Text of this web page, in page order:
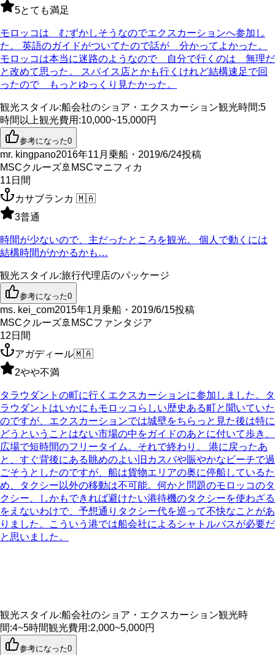
5とても満足
モロッコは むずかしそうなのでエクスカーションへ参加し
た。 英語のガイドがついてたので話が 分かってよかった。
モロッコは本当に迷路のようなので 自分で行くのは 無理だ
と改めて思った。 スパイス店とかも行くけれど結構速足で回
ったので もっとゆっくり見たかった。
観光スタイル:船会社のショア・エクスカーション観光時間:5
時間以上観光費用 :10,000~15,000円
参考になった0
mr. kingpano2016年11月乗船・2019/6/24投稿
MSCクルーズ🚢 MSCマニフィカ
11 日間
カサブランカ 🇲🇦
3普通
時間が少ないので、主だったところを観光。 個人で動くには
結構時間がかかるかも…
観光スタイル:旅行代理店のパッケージ
参考になった0
ms. kei_com2015年1月乗船・2019/6/15投稿
MSCクルーズ🚢 MSCファンタジア
12 日間
アガディール🇲🇦
2やや不満
タラウダントの町に行くエクスカーションに参加しました。タ
ラウダントはいかにもモロッコらしい歴史ある町と聞いていた
のですが、エクスカーションでは城壁をちらっと見た後は特に
どうということはない市場の中をガイドのあとに付いて歩き、
広場で短時間のフリータイム。それで終わり。 港に戻ったあ
と、すぐ背後にある眺めのよい旧カスバや賑やかなビーチで過
ごそうとしたのですが、船は貨物エリアの奥に停船しているた
め、タクシー以外の移動は不可能。何かと問題のモロッコのタ
クシー、しかもできれば避けたい港待機のタクシーを使わざる
をえないわけで、予想通りタクシー代を巡って不快なことがあ
りました。こういう港では船会社によるシャトルバスが必要だ
と思いました。
観光スタイル:船会社のショア・エクスカーション観光時
間:4~5時間観光費用 :2,000~5,000円
参考になった0